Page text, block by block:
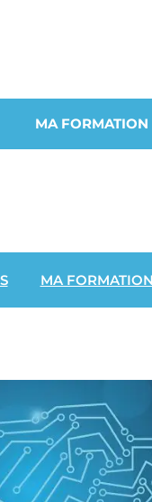
MA FORMATION
MA FORMATION